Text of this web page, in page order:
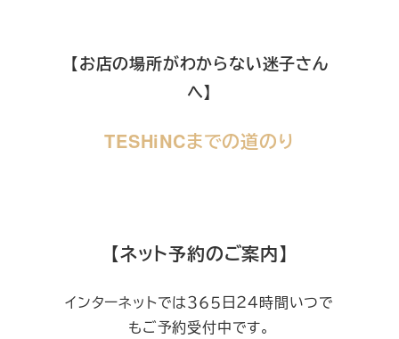
【お店の場所がわからない迷子さん
へ】
TESHiNCまでの道のり
【ネット予約のご案内】
インターネットでは３６５日２４時間いつで
もご予約受付中です。